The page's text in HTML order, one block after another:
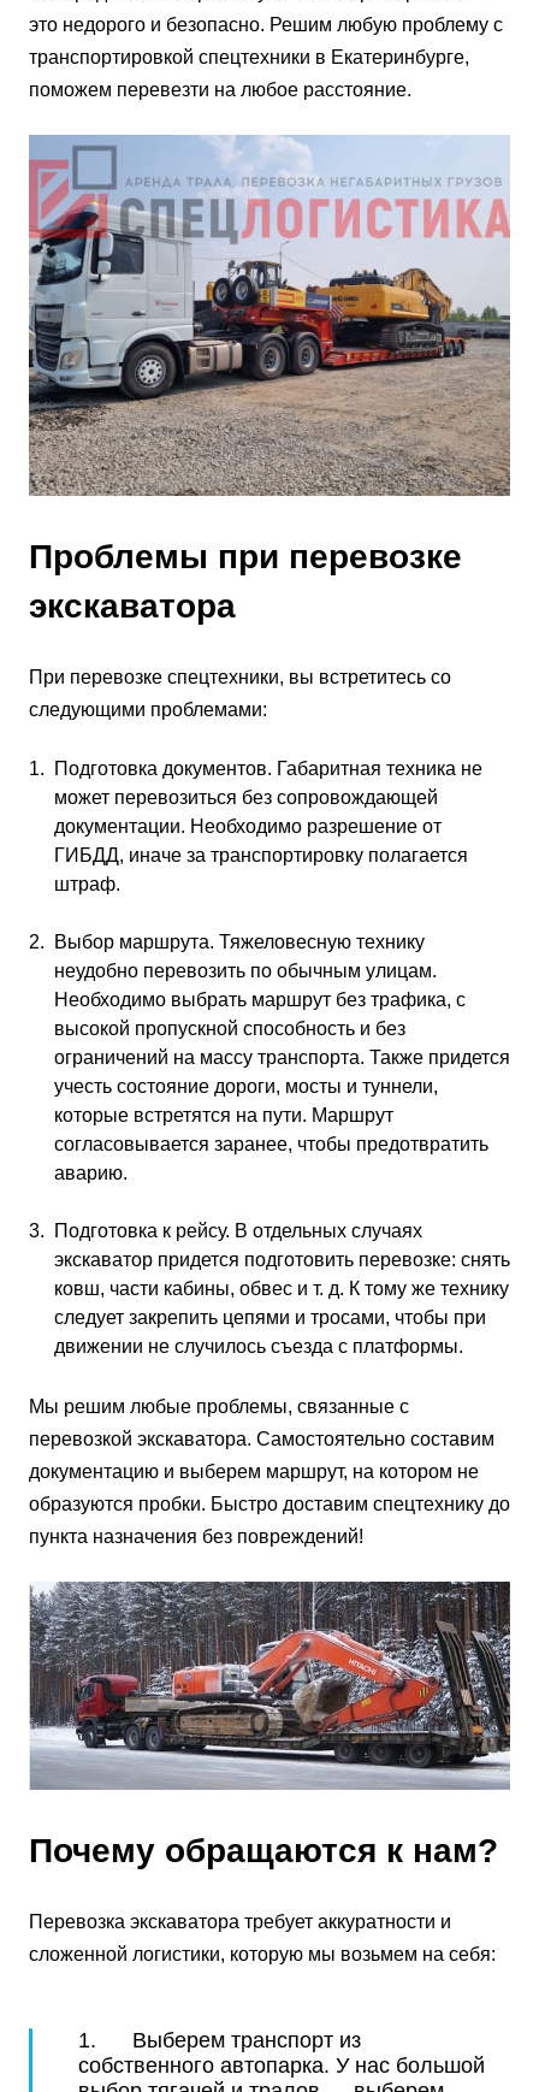
это недорого и безопасно. Решим любую проблему с
транспортировкой спецтехники в Екатеринбурге,
поможем перевезти на любое расстояние.
Проблемы при перевозке
экскаватора
При перевозке спецтехники, вы встретитесь со
следующими проблемами:
Подготовка документов. Габаритная техника не
может перевозиться без сопровождающей
документации. Необходимо разрешение от
ГИБДД, иначе за транспортировку полагается
штраф.
Выбор маршрута. Тяжеловесную технику
неудобно перевозить по обычным улицам.
Необходимо выбрать маршрут без трафика, с
высокой пропускной способность и без
ограничений на массу транспорта. Также придется
учесть состояние дороги, мосты и туннели,
которые встретятся на пути. Маршрут
согласовывается заранее, чтобы предотвратить
аварию.
Подготовка к рейсу. В отдельных случаях
экскаватор придется подготовить перевозке: снять
ковш, части кабины, обвес и т. д. К тому же технику
следует закрепить цепями и тросами, чтобы при
движении не случилось съезда с платформы.
Мы решим любые проблемы, связанные с
перевозкой экскаватора. Самостоятельно составим
документацию и выберем маршрут, на котором не
образуются пробки. Быстро доставим спецтехнику до
пункта назначения без повреждений!
Почему обращаются к нам?
Перевозка экскаватора требует аккуратности и
сложенной логистики, которую мы возьмем на себя:
1. Выберем транспорт из
собственного автопарка. У нас большой